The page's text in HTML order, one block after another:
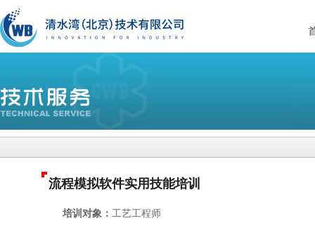
流程模拟软件实用技能培训
培训对象： 工艺工程师